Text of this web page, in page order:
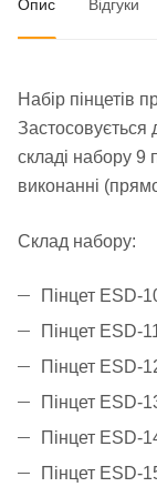
Опис Відгуки
Набір пінцетів
Застосовується
складі набору 9
виконанні
Склад набору:
Пінцет ESD-
Пінцет ESD-
Пінцет ESD-
Пінцет ESD-
Пінцет ESD-
Пінцет ESD-